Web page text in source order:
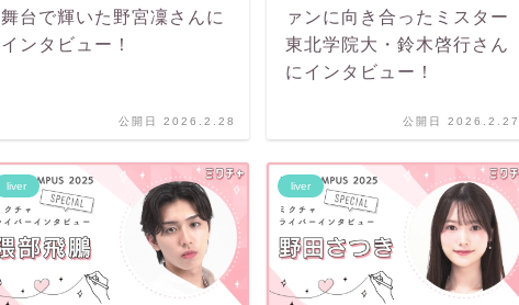
舞台で輝いた野宮凜さんに
インタビュー！
公開日 2026.2.28
ァンに向き合ったミスター
東北学院大・鈴木啓行さん
にインタビュー！
公開日 2026.2.27
liver liver